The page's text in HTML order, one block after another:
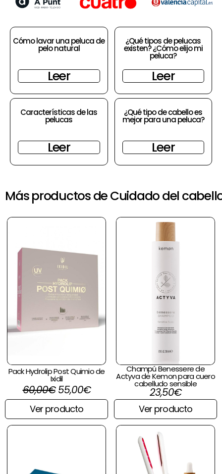
Cómo lavar una peluca de
pelo natural
Leer
¿Qué tipos de pelucas
existen? ¿Cómo elijo mi
peluca?
Leer
Características de las
pelucas
Leer
¿Qué tipo de cabello es
mejor para una peluca?
Leer
Más productos de Cuidado del
Pack Hydrolip Post Quimio de
Ixidil
60,00€
El
precio
original
55,00€
El
precio
actual
Ver producto
Champú Benessere de
Actyva de Kemon para cuero
cabelludo sensible
23,50€
Ver producto